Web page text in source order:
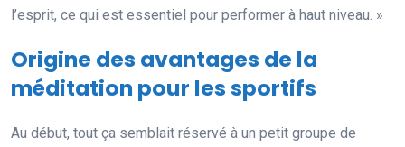
l’esprit, ce qui est essentiel pour performer à haut niveau. »
Origine des avantages de la
méditation pour les sportifs
Au début, tout ça semblait réservé à un petit groupe de